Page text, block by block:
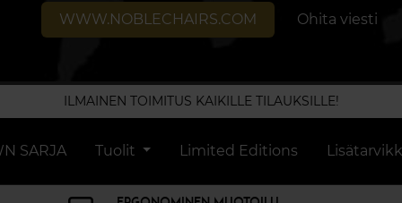
WWW.NOBLECHAIRS.COM Ohita viesti
ILMAINEN TOIMITUS KAIKILLE TILAUKSILLE!
SARJA Tuolit Limited Editions